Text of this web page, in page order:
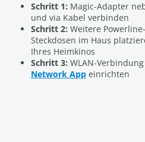
Schritt 1: Magic-Adapter
und via Kabel verbinden
Schritt 2: Weitere
Steckdosen im Haus
Ihres Heimkinos
Schritt 3: WLAN-
Network App einrichten